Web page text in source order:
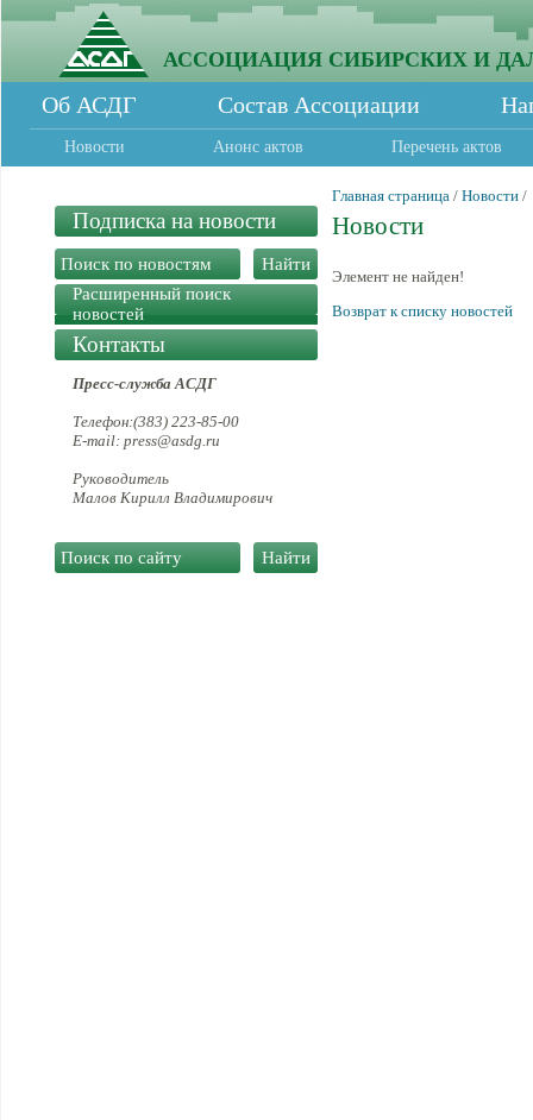
АССОЦИАЦИЯ СИБИРСКИХ И
Об АСДГ Состав Ассоциации
Новости Анонс актов Перечень актов
Подписка на новости
Расширенный поиск
новостей
Контакты
Пресс-служба АСДГ
Телефон:(383) 223-85-00
E-mail: press@asdg.ru
Руководитель
Малов Кирилл Владимирович
Главная страница / Новости /
Новости
Элемент не найден!
Возврат к списку новостей